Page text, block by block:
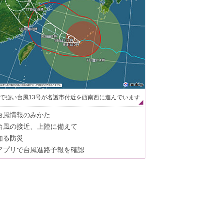
強い台風13号が名護市付近を西南西に進んでいます
風情報のみかた
風の接近、上陸に備えて
る防災
プリで台風進路予報を確認